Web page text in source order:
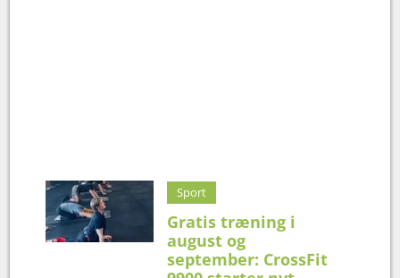
Sport
Gratis træning i
august og
september: CrossFit